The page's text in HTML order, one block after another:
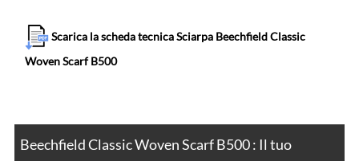
Scarica la scheda tecnica Sciarpa Beechfield Classic
Woven Scarf B500
Beechfield Classic Woven Scarf B500 : Il tuo